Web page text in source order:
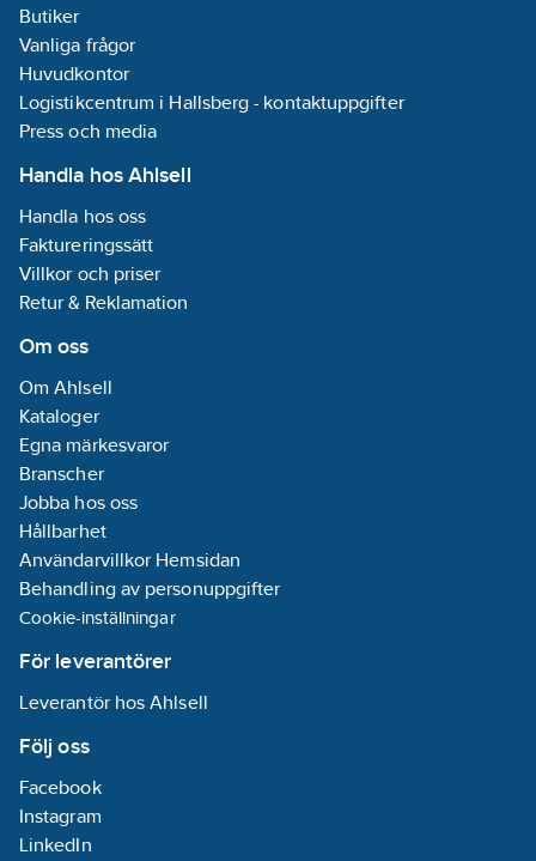
Butiker
Vanliga frågor
Huvudkontor
Logistikcentrum i Hallsberg - kontaktuppgifter
Press och media
Handla hos Ahlsell
Handla hos oss
Faktureringssätt
Villkor och priser
Retur & Reklamation
Om oss
Om Ahlsell
Kataloger
Egna märkesvaror
Branscher
Jobba hos oss
Hållbarhet
Användarvillkor Hemsidan
Behandling av personuppgifter
Cookie-inställningar
För leverantörer
Leverantör hos Ahlsell
Följ oss
Facebook
Instagram
LinkedIn